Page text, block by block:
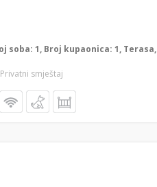
soba: 1, Broj kupaonica: 1, Terasa,
smještaj